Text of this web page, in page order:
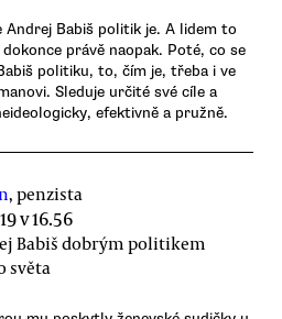
Andrej Babiš politik je. A lidem to
právě naopak. Poté, co se
politiku, to, čím je, třeba i ve
Sleduje určité své cíle a
efektivně a pružně.
, penzista
v 16.56
Babiš dobrým politikem
světa